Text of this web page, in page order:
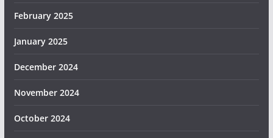
February 2025
January 2025
December 2024
November 2024
October 2024